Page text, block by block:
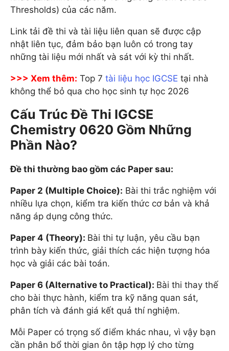
Thresholds) của các năm.
Link tải đề thi và tài liệu liên quan sẽ được cập
nhật liên tục, đảm bảo bạn luôn có trong tay
những tài liệu mới nhất và sát với kỳ thi nhất.
>>> Xem thêm: Top 7 tài liệu học IGCSE tại nhà
không thể bỏ qua cho học sinh tự học 2026
Cấu Trúc Đề Thi IGCSE
Chemistry 0620 Gồm Những
Phần Nào?
Đề thi thường bao gồm các Paper sau:
Paper 2 (Multiple Choice): Bài thi trắc nghiệm với
nhiều lựa chọn, kiểm tra kiến thức cơ bản và khả
năng áp dụng công thức.
Paper 4 (Theory): Bài thi tự luận, yêu cầu bạn
trình bày kiến thức, giải thích các hiện tượng hóa
học và giải các bài toán.
Paper 6 (Alternative to Practical): Bài thi thay thế
cho bài thực hành, kiểm tra kỹ năng quan sát,
phân tích và đánh giá kết quả thí nghiệm.
Mỗi Paper có trọng số điểm khác nhau, vì vậy bạn
cần phân bổ thời gian ôn tập hợp lý cho từng